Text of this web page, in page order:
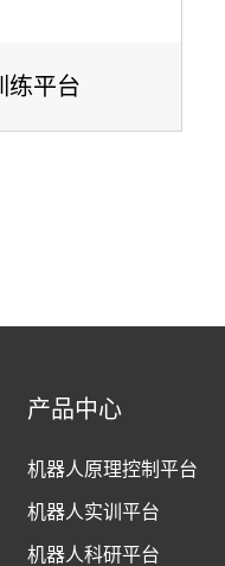
练平台
产品中心
机器人原理控制平台
机器人实训平台
机器人科研平台